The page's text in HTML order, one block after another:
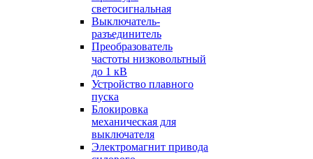
светосигнальная
Выключатель-
разъединитель
Преобразователь
частоты низковольтный
до 1 кВ
Устройство плавного
пуска
Блокировка
механическая для
выключателя
Электромагнит привода